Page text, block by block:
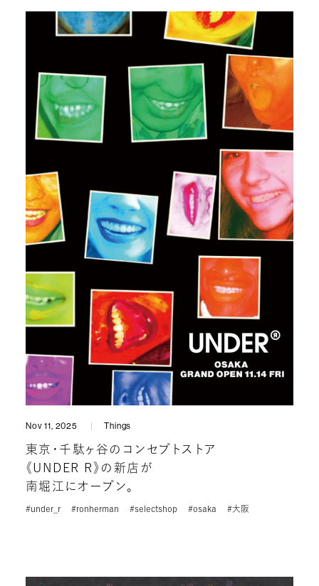
Nov 11, 2025 Things
東京・千駄ヶ谷のコンセプトストア
《UNDER R》の新店が
南堀江にオープン。
#under_r #ronherman #selectshop #osaka #大阪